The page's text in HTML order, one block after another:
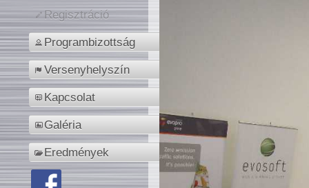
Regisztráció
Programbizottság
Versenyhelyszín
Kapcsolat
Galéria
Eredmények